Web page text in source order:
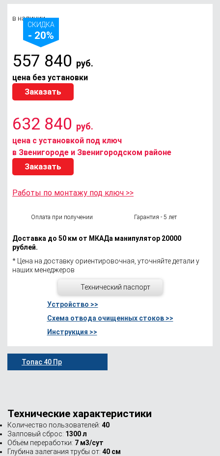
в наличии
СКИДКА
- 20%
557 840 руб.
цена без установки
Заказать
632 840 руб.
цена с установкой под ключ
в Звенигороде и Звенигородском районе
Заказать
Работы по монтажу под ключ >>
Оплата при получении Гарантия - 5 лет
Доставка до 50 км от МКАДа манипулятор 20000
рублей.
* Цена на доставку ориентировочная, уточняйте детали у
наших менеджеров
Технический паспорт
Устройство >>
Схема отвода очищенных стоков >>
Инструкция >>
Топас 40 Пр
Технические характеристики
Количество пользователей: 40
Залповый сброс: 1300 л
Объём переработки: 7 м3/сут
Глубина залегания трубы от: 40 см